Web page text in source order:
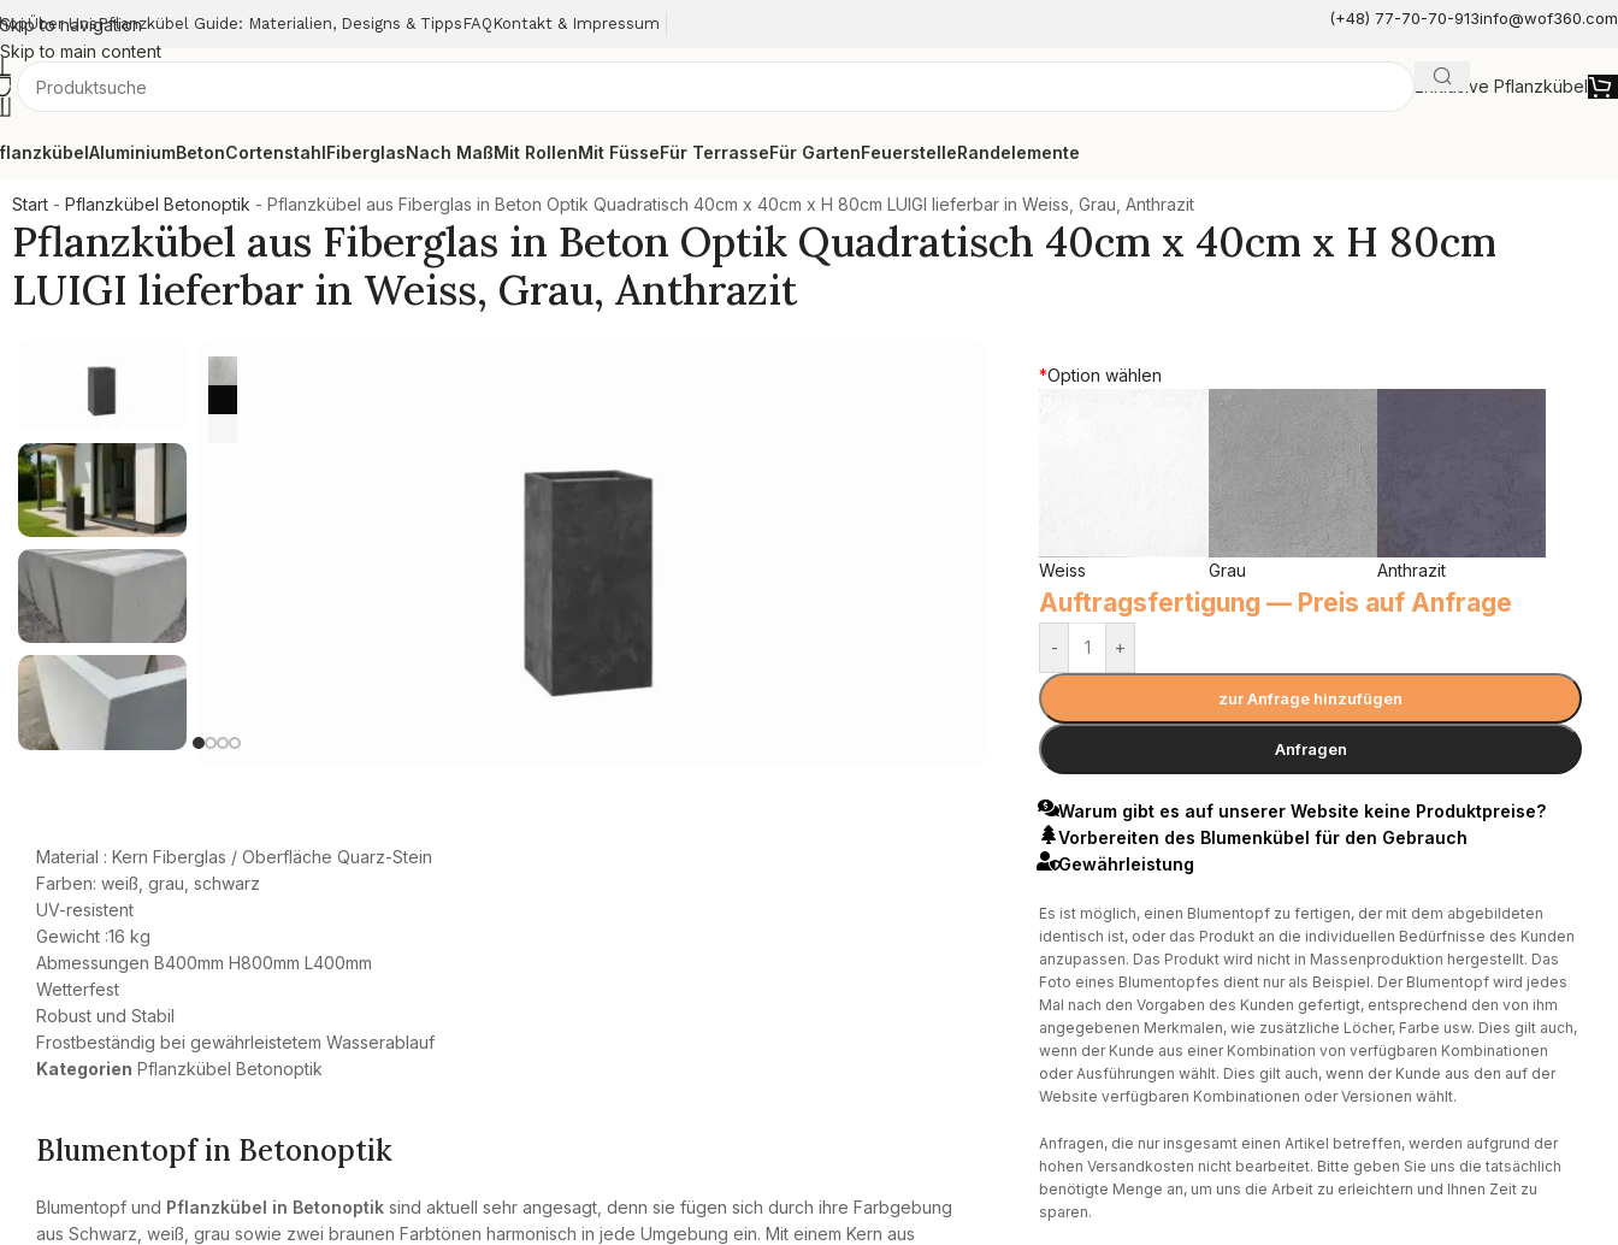
Skip to navigation
Skip to main content
Über UnsPflanzkübel Guide: Materialien, Designs & Tipps FAQ Kontakt & Impressum (+48) 77-70-70-913info@wof360.com
Exklusive Pflanzkübel
AluminiumBetonCortenstahlFiberglasNach MaßMit RollenMit FüsseFür TerrasseFür GartenFeuerstelleRandelemente
Start - Pflanzkübel Betonoptik - Pflanzkübel aus Fiberglas in Beton Optik Quadratisch 40cm x 40cm x H 80cm LUIGI lieferbar in Weiss, Grau, Anthrazit
Pflanzkübel aus Fiberglas in Beton Optik Quadratisch 40cm x 40cm x H 80cm
LUIGI lieferbar in Weiss, Grau, Anthrazit
Material : Kern Fiberglas / Oberfläche Quarz-Stein
Farben: weiß, grau, schwarz
UV-resistent
Gewicht :16 kg
Abmessungen B400mm H800mm L400mm
Wetterfest
Robust und Stabil
Frostbeständig bei gewährleistetem Wasserablauf
Kategorien Pflanzkübel Betonoptik
Blumentopf in Betonoptik
Blumentopf und Pflanzkübel in Betonoptik sind aktuell sehr angesagt, denn sie fügen sich durch ihre Farbgebung
aus Schwarz, weiß, grau sowie zwei braunen Farbtönen harmonisch in jede Umgebung ein. Mit einem Kern aus
*Option wählen
Weiss Grau Anthrazit
Auftragsfertigung — Preis auf Anfrage
- +
zur Anfrage hinzufügen
Anfragen
Warum gibt es auf unserer Website keine Produktpreise?
Vorbereiten des Blumenkübel für den Gebrauch
Gewährleistung
Es ist möglich, einen Blumentopf zu fertigen, der mit dem abgebildeten
identisch ist, oder das Produkt an die individuellen Bedürfnisse des Kunden
anzupassen. Das Produkt wird nicht in Massenproduktion hergestellt. Das
Foto eines Blumentopfes dient nur als Beispiel. Der Blumentopf wird jedes
Mal nach den Vorgaben des Kunden gefertigt, entsprechend den von ihm
angegebenen Merkmalen, wie zusätzliche Löcher, Farbe usw. Dies gilt auch,
wenn der Kunde aus einer Kombination von verfügbaren Kombinationen
oder Ausführungen wählt. Dies gilt auch, wenn der Kunde aus den auf der
Website verfügbaren Kombinationen oder Versionen wählt.
Anfragen, die nur insgesamt einen Artikel betreffen, werden aufgrund der
hohen Versandkosten nicht bearbeitet. Bitte geben Sie uns die tatsächlich
benötigte Menge an, um uns die Arbeit zu erleichtern und Ihnen Zeit zu
sparen.